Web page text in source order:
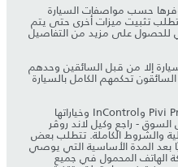
حسب مواصفات السيارة
تثبيت ميزات أخرى حتى يتم
للحصول على مزيد من التفاصيل
إلا من قبل السائقين وحدهم
تحكمهم الكامل بالسيارة
يستمر اعتماد ميزات نظامي Pivi وPivi Pro وInControl وخياراتها
السوق - راجع وكيل لاند روڤر
والشروط الكاملة. تتطلب بعض
بعد المدة الأساسية التي يوصي
الهاتف المحمول في جميع